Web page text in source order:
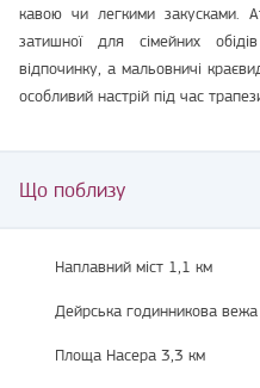
кавою чи легкими закусками.
затишної для сімейних
відпочинку, а мальовничі
особливий настрій під час
Що поблизу
Наплавний міст 1,1 км
Дейрська годинникова
Площа Насера ​​3,3 км